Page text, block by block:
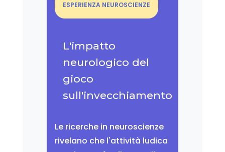
ESPERIENZA NEUROSCIENZE
L'impatto
neurologico del
gioco
sull'invecchiamento
Le ricerche in neuroscienze
rivelano che l'attività ludica